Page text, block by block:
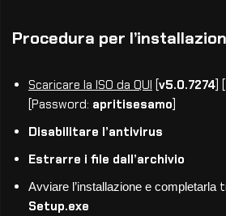
Procedura per
Scaricare la ISO da QUI [v5.0.7274]
[Password: apritisesamo]
Disabilitare l’antivirus
Estrarre i file dall’archivio
Avviare l’installazione e completarla
Setup.exe